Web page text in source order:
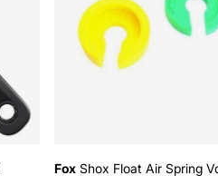
Fox Shox Float Air Spring